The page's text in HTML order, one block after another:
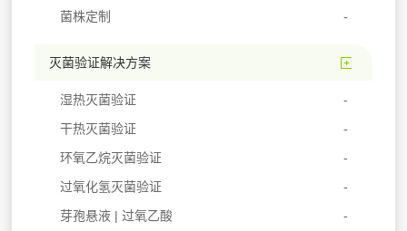
菌株定制
灭菌验证解决方案
湿热灭菌验证
干热灭菌验证
环氧乙烷灭菌验证
过氧化氢灭菌验证
芽孢悬液 | 过氧乙酸